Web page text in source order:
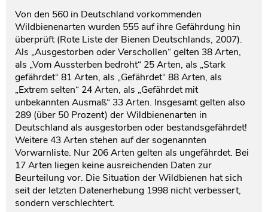
Von den 560 in Deutschland vorkommenden
Wildbienenarten wurden 555 auf ihre Gefährdung hin
überprüft (Rote Liste der Bienen Deutschlands, 2007).
Als „Ausgestorben oder Verschollen“ gelten 38 Arten,
als „Vom Aussterben bedroht“ 25 Arten, als „Stark
gefährdet“ 81 Arten, als „Gefährdet“ 88 Arten, als
„Extrem selten“ 24 Arten, als „Gefährdet mit
unbekannten Ausmaß“ 33 Arten. Insgesamt gelten also
289 (über 50 Prozent) der Wildbienenarten in
Deutschland als ausgestorben oder bestandsgefährdet!
Weitere 43 Arten stehen auf der sogenannten
Vorwarnliste. Nur 206 Arten gelten als ungefährdet. Bei
17 Arten liegen keine ausreichenden Daten zur
Beurteilung vor. Die Situation der Wildbienen hat sich
seit der letzten Datenerhebung 1998 nicht verbessert,
sondern verschlechtert.